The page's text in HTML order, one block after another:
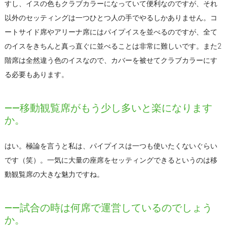
すし、イスの色もクラブカラーになっていて便利なのですが、それ
以外のセッティングは一つひとつ人の手でやるしかありません。コ
ートサイド席やアリーナ席にはパイプイスを並べるのですが、全て
のイスをきちんと真っ直ぐに並べることは非常に難しいです。また2
階席は全然違う色のイスなので、カバーを被せてクラブカラーにす
る必要もあります。
――移動観覧席がもう少し多いと楽になります
か。
はい。極論を言うと私は、パイプイスは一つも使いたくないぐらい
です（笑）。一気に大量の座席をセッティングできるというのは移
動観覧席の大きな魅力ですね。
――試合の時は何席で運営しているのでしょう
か。